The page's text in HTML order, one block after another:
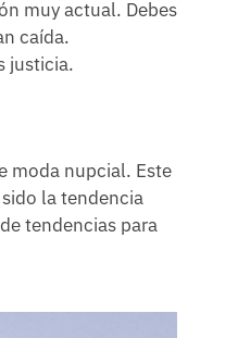
muy actual. Debes
caída.
justicia.
moda nupcial. Este
la tendencia
tendencias para